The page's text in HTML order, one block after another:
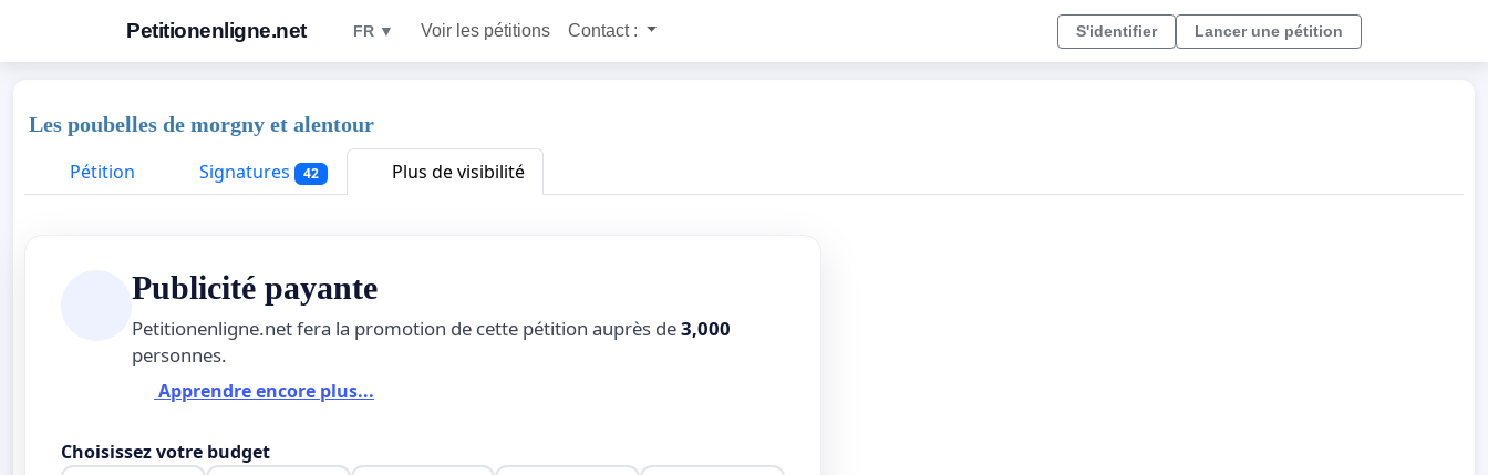
Petitionenligne.net FR ▼ Voir les pétitions Contact : S'identifier Lancer une pétition
Les poubelles de morgny et alentour
Pétition
Signatures 42 Plus de visibilité
Publicité payante
Petitionenligne.net fera la promotion de cette pétition auprès de3,000
personnes.
Apprendre encore plus...
Choisissez votre budget